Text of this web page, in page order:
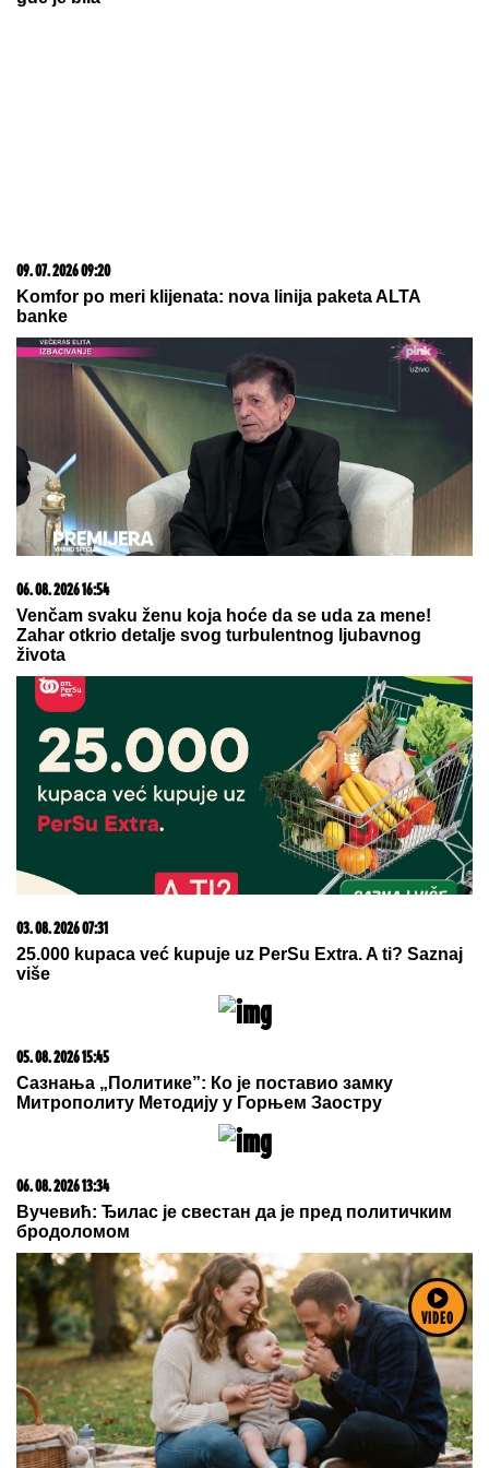
VIDEO
03. 08. 2026 13:23
Hibrid broj 1 koji osvaja Evropu, sada po specijalnoj
akcijskoj ceni od 19.990€ do 31.8.
05. 08. 2026 14:12
Koliko visoku temperaturu ljudsko telo može da izdrži?
06. 08. 2026 17:00
Plivanje i mršavljenje: Sedam istina koje će vas
06. 08. 2026 06:38
Da li je genetika zaslužna za rađanje blizanaca? Istina o
naslednim faktorima i blizanačkoj trudnoći